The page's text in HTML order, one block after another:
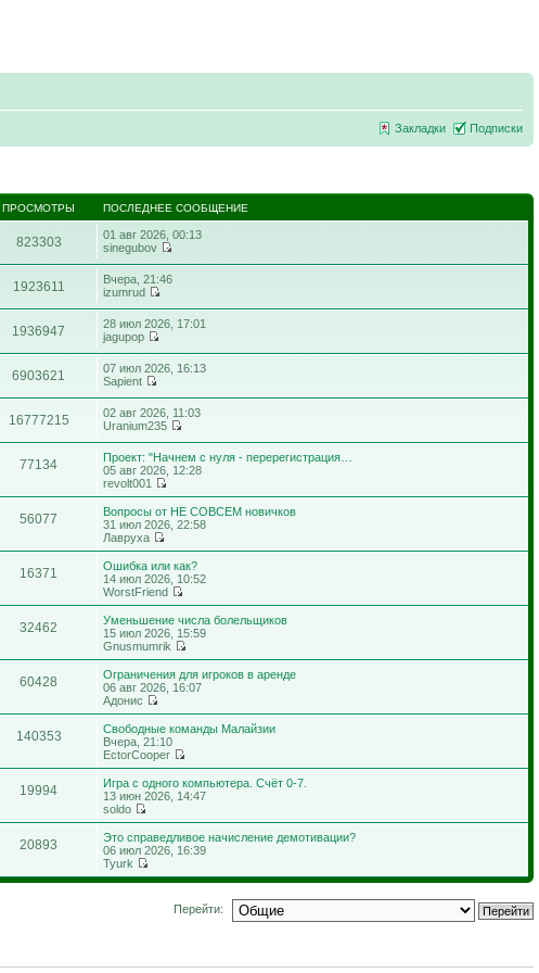
Закладки Подписки
ПРОСМОТРЫ ПОСЛЕДНЕЕ СООБЩЕНИЕ
823303
01 авг 2026, 00:13
sinegubov
1923611
Вчера, 21:46
izumrud
1936947
28 июл 2026, 17:01
jagupop
6903621
07 июл 2026, 16:13
Sapient
16777215
02 авг 2026, 11:03
Uranium235
77134
Проект: "Начнем с нуля - перерегистрация…
05 авг 2026, 12:28
revolt001
56077
Вопросы от НЕ СОВСЕМ новичков
31 июл 2026, 22:58
Лавруха
16371
Ошибка или как?
14 июл 2026, 10:52
WorstFriend
32462
Уменьшение числа болельщиков
15 июл 2026, 15:59
Gnusmumrik
60428
Ограничения для игроков в аренде
06 авг 2026, 16:07
Адонис
140353
Свободные команды Малайзии
Вчера, 21:10
EctorCooper
19994
Игра с одного компьютера. Счёт 0-7.
13 июн 2026, 14:47
soldo
20893
Это справедливое начисление демотивации?
06 июл 2026, 16:39
Tyurk
Перейти: